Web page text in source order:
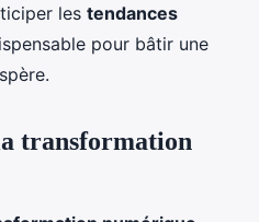
les tendances
pour bâtir une
transformation